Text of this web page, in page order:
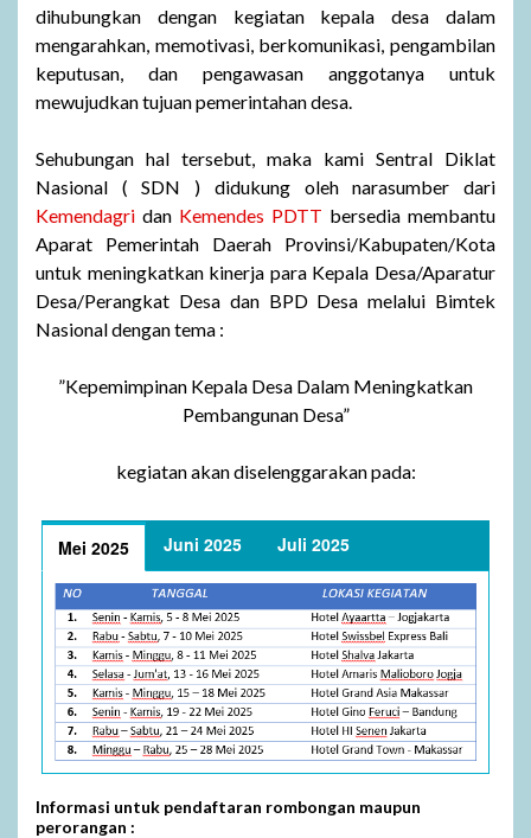
dihubungkan dengan kegiatan kepala desa dalam
mengarahkan, memotivasi, berkomunikasi, pengambilan
keputusan, dan pengawasan anggotanya untuk
mewujudkan tujuan pemerintahan desa.
Sehubungan hal tersebut, maka kami Sentral Diklat
Nasional ( SDN ) didukung oleh narasumber dari
Kemendagri dan Kemendes PDTT bersedia membantu
Aparat Pemerintah Daerah Provinsi/Kabupaten/Kota
untuk meningkatkan kinerja para Kepala Desa/Aparatur
Desa/Perangkat Desa dan BPD Desa melalui Bimtek
Nasional dengan tema :
”Kepemimpinan Kepala Desa Dalam Meningkatkan
Pembangunan Desa”
kegiatan akan diselenggarakan pada:
Mei 2025 Juni 2025 Juli 2025
Informasi untuk pendaftaran rombongan maupun
perorangan :